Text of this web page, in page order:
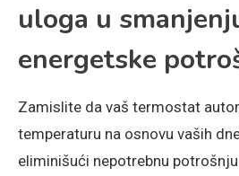
uloga u
energetske
Zamislite da vaš termostat
temperaturu na osnovu vaših
eliminišući nepotrebnu potrošnju